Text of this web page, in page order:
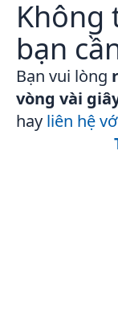
Không
bạn
Bạn vui lòng
vòng vài
hay liên hệ